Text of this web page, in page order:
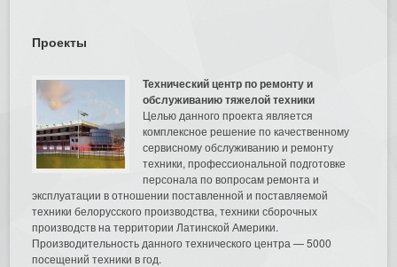
Проекты
Технический центр по ремонту и
обслуживанию тяжелой техники
Целью данного проекта является
комплексное решение по качественному
сервисному обслуживанию и ремонту
техники, профессиональной подготовке
персонала по вопросам ремонта и
эксплуатации в отношении поставленной и поставляемой
техники белорусского производства, техники сборочных
производств на территории Латинской Америки.
Производительность данного технического центра — 5000
посещений техники в год.